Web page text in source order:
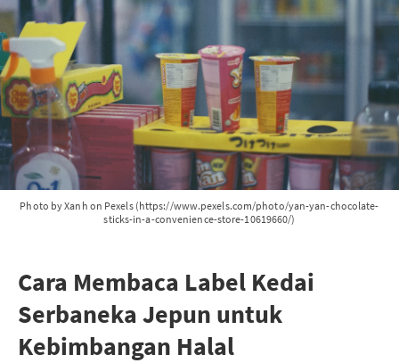
Photo by Xanh on Pexels (https://www.pexels.com/photo/yan-yan-chocolate-
sticks-in-a-convenience-store-10619660/)
Cara Membaca Label Kedai
Serbaneka Jepun untuk
Kebimbangan Halal